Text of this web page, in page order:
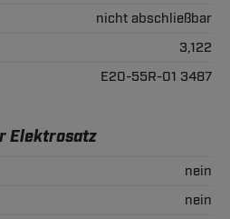
nicht abschließbar
3,122
E20-55R-01 3487
Elektrosatz
nein
nein